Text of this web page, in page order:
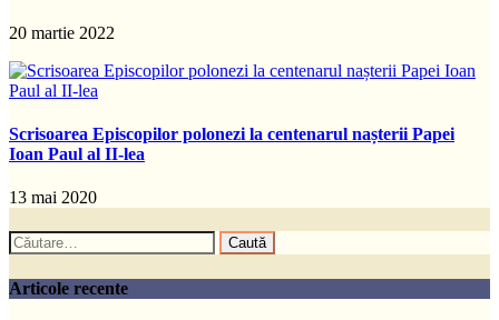
20 martie 2022
Scrisoarea Episcopilor polonezi la centenarul nașterii Papei
Ioan Paul al II-lea
13 mai 2020
Caută
după:
Articole recente